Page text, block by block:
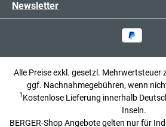
Newsletter
Alle Preise exkl. gesetzl. Mehrwertsteuer
ggf. Nachnahmegebühren, wenn
1 Kostenlose Lieferung innerhalb
Inseln.
BERGER-Shop Angebote gelten nur für